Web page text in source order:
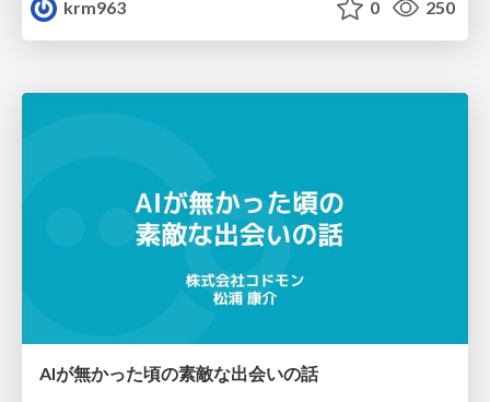
krm963
0 250
AIが無かった頃の素敵な出会いの話